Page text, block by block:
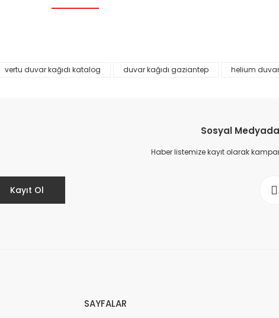
Bu ürüne ilk yorumu siz yapın!
Gönder
vertu duvar kağıdı katalog duvar kağıdı gaziantep helium duvar
Kayıt Ol
Sosyal
Haber listemize kayıt olarak
SAYFALAR